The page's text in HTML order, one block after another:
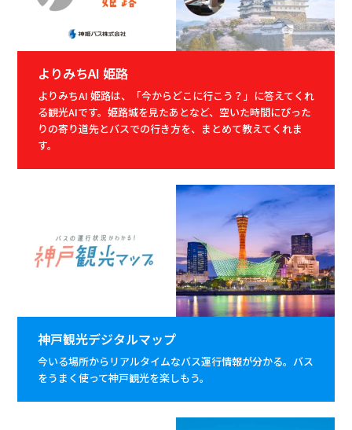
よりみちAI 姫路
よりみちAI 姫路は、「今からどこに行こう？」に答えてくれ
る観光AIです。姫路城を見たあとなど、空いた時間にぴった
りの寄り道先とバスでの行き方を、まとめて教えてくれま
す。
神戸観光デジタルマップ
今いる場所からリアルタイムなバス運行情報が分かる。バス
をうまく使って神戸観光を楽しもう。